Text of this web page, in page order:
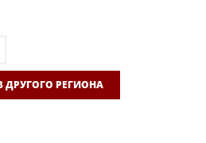
ДРУГОГО РЕГИОНА